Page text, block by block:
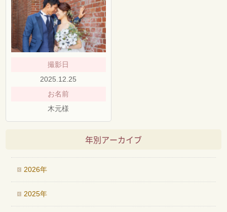
撮影日
2025.12.25
お名前
木元様
年別アーカイブ
2026年
2025年